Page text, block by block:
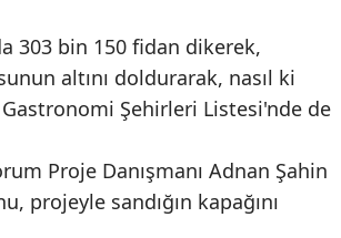
Erzurum
Eskişehir
Gaziantep
Giresun
303 bin 150 fidan dikerek,
altını doldurarak, nasıl ki
Şehirleri Listesi'nde de
Proje Danışmanı Adnan Şahin
projeyle sandığın kapağını